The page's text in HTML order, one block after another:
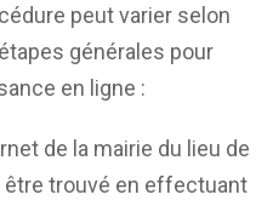
peut varier selon
générales pour
en ligne :
de la mairie du lieu de
trouvé en effectuant